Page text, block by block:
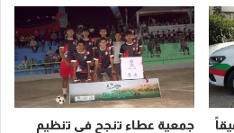
جمعية عطاء تنجح في تنظيم